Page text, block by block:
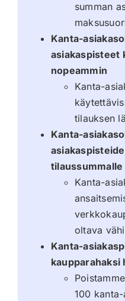
summan
Kanta-
asiakaspisteet
nopeammin
Kanta-
tilauksen
Kanta-
tilaussummalle
Kanta-
oltava
Kanta-
kaupparahaksi
100